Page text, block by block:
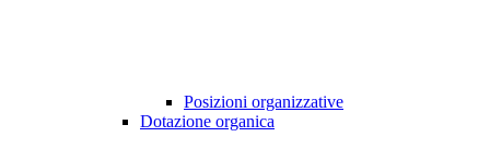
Posizioni organizzative
Dotazione organica